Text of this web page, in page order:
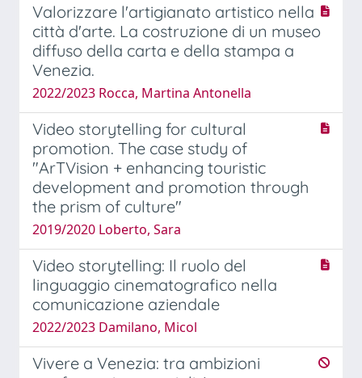
Valorizzare l'artigianato artistico nella
città d'arte. La costruzione di un museo
diffuso della carta e della stampa a
Venezia.
2022/2023 Rocca, Martina Antonella
Video storytelling for cultural
promotion. The case study of
"ArTVision + enhancing touristic
development and promotion through
the prism of culture"
2019/2020 Loberto, Sara
Video storytelling: Il ruolo del
linguaggio cinematografico nella
comunicazione aziendale
2022/2023 Damilano, Micol
Vivere a Venezia: tra ambizioni